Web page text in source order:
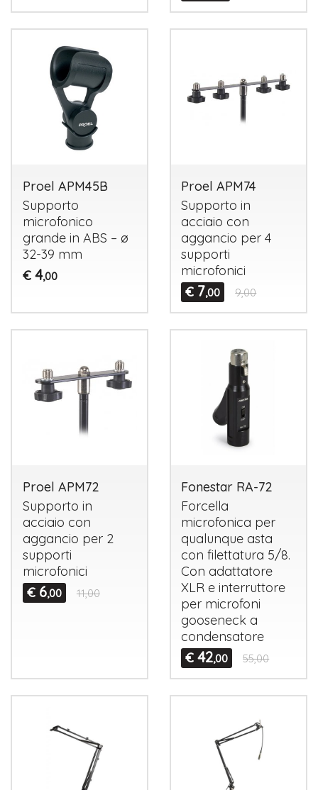
Proel APM45B
Supporto
microfonico
grande in ABS – ø
32-39 mm
€ 4,00
Proel APM74
Supporto in
acciaio con
aggancio per 4
supporti
microfonici
€ 7,00 9,00
Proel APM72
Supporto in
acciaio con
aggancio per 2
supporti
microfonici
€ 6,00 11,00
Fonestar RA-72
Forcella
microfonica per
qualunque asta
con filettatura 5/8.
Con adattatore
XLR e interruttore
per microfoni
gooseneck a
condensatore
€ 42,00 55,00